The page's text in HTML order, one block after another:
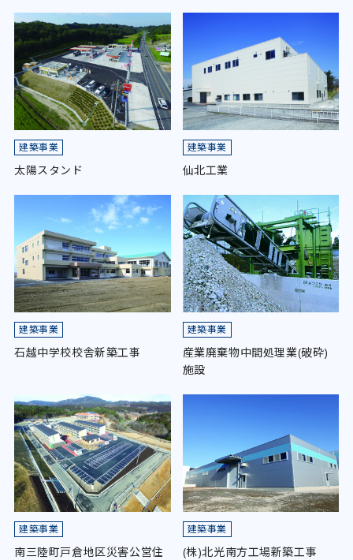
建築事業
太陽スタンド
建築事業
仙北工業
建築事業
石越中学校校舎新築工事
建築事業
産業廃棄物中間処理業(破砕)
施設
建築事業
南三陸町戸倉地区災害公営住
建築事業
(株)北光南方工場新築工事